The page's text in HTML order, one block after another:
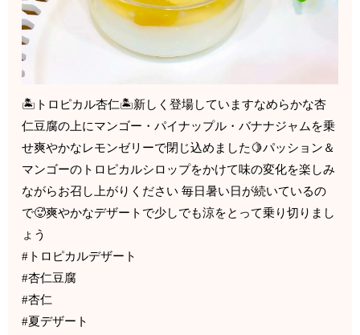
🏝️トロピカル杏仁🏝️新しく登場していますなめらかな杏
仁豆腐の上にマンゴー・パイナップル・バナナジャムを乗
せ爽やかなレモンゼリーで閉じ込めました🍋パッション＆
マンゴーのトロピカルシロップをかけて味の変化を楽しみ
ながらお召し上がりください 毎日暑い日が続いているの
で🥵爽やかなデザートで少しでも涼をとって乗り切りまし
ょう
#トロピカルデザート
#杏仁豆腐
#杏仁
#夏デザート